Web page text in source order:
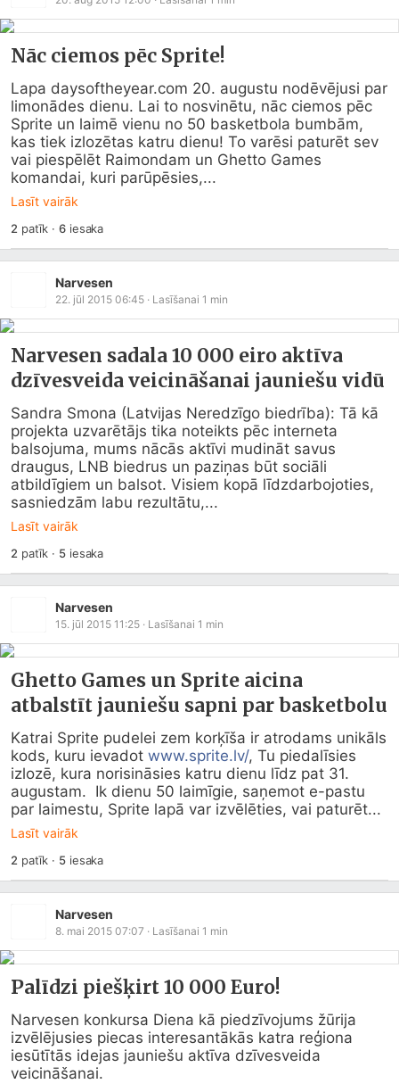
Nāc ciemos pēc Sprite!
Lapa daysoftheyear.com 20. augustu nodēvējusi par
limonādes dienu. Lai to nosvinētu, nāc ciemos pēc
Sprite un laimē vienu no 50 basketbola bumbām,
kas tiek izlozētas katru dienu! To varēsi paturēt sev
vai piespēlēt Raimondam un Ghetto Games
komandai, kuri parūpēsies,...
Lasīt vairāk
2 patīk ·6iesaka
Narvesen
22. jūl 2015 06:45 · Lasīšanai 1 min
Narvesen sadala 10 000 eiro aktīva
dzīvesveida veicināšanai jauniešu vidū
Sandra Smona (Latvijas Neredzīgo biedrība): Tā kā
projekta uzvarētājs tika noteikts pēc interneta
balsojuma, mums nācās aktīvi mudināt savus
draugus, LNB biedrus un paziņas būt sociāli
atbildīgiem un balsot. Visiem kopā līdzdarbojoties,
sasniedzām labu rezultātu,...
Lasīt vairāk
2 patīk · 5iesaka
Narvesen
15. jūl 2015 11:25 · Lasīšanai 1 min
Ghetto Games un Sprite aicina
atbalstīt jauniešu sapni par basketbolu
Katrai Sprite pudelei zem korķīša ir atrodams unikāls
kods, kuru ievadot www.sprite.lv/, Tu piedalīsies
izlozē, kura norisināsies katru dienu līdz pat 31.
augustam.  Ik dienu 50 laimīgie, saņemot e-pastu
par laimestu, Sprite lapā var izvēlēties, vai paturēt...
Lasīt vairāk
2 patīk · 5iesaka
Narvesen
8. mai 2015 07:07 · Lasīšanai 1 min
Palīdzi piešķirt 10 000 Euro!
Narvesen konkursa Diena kā piedzīvojums žūrija
izvēlējusies piecas interesantākās katra reģiona
iesūtītās idejas jauniešu aktīva dzīvesveida
veicināšanai.